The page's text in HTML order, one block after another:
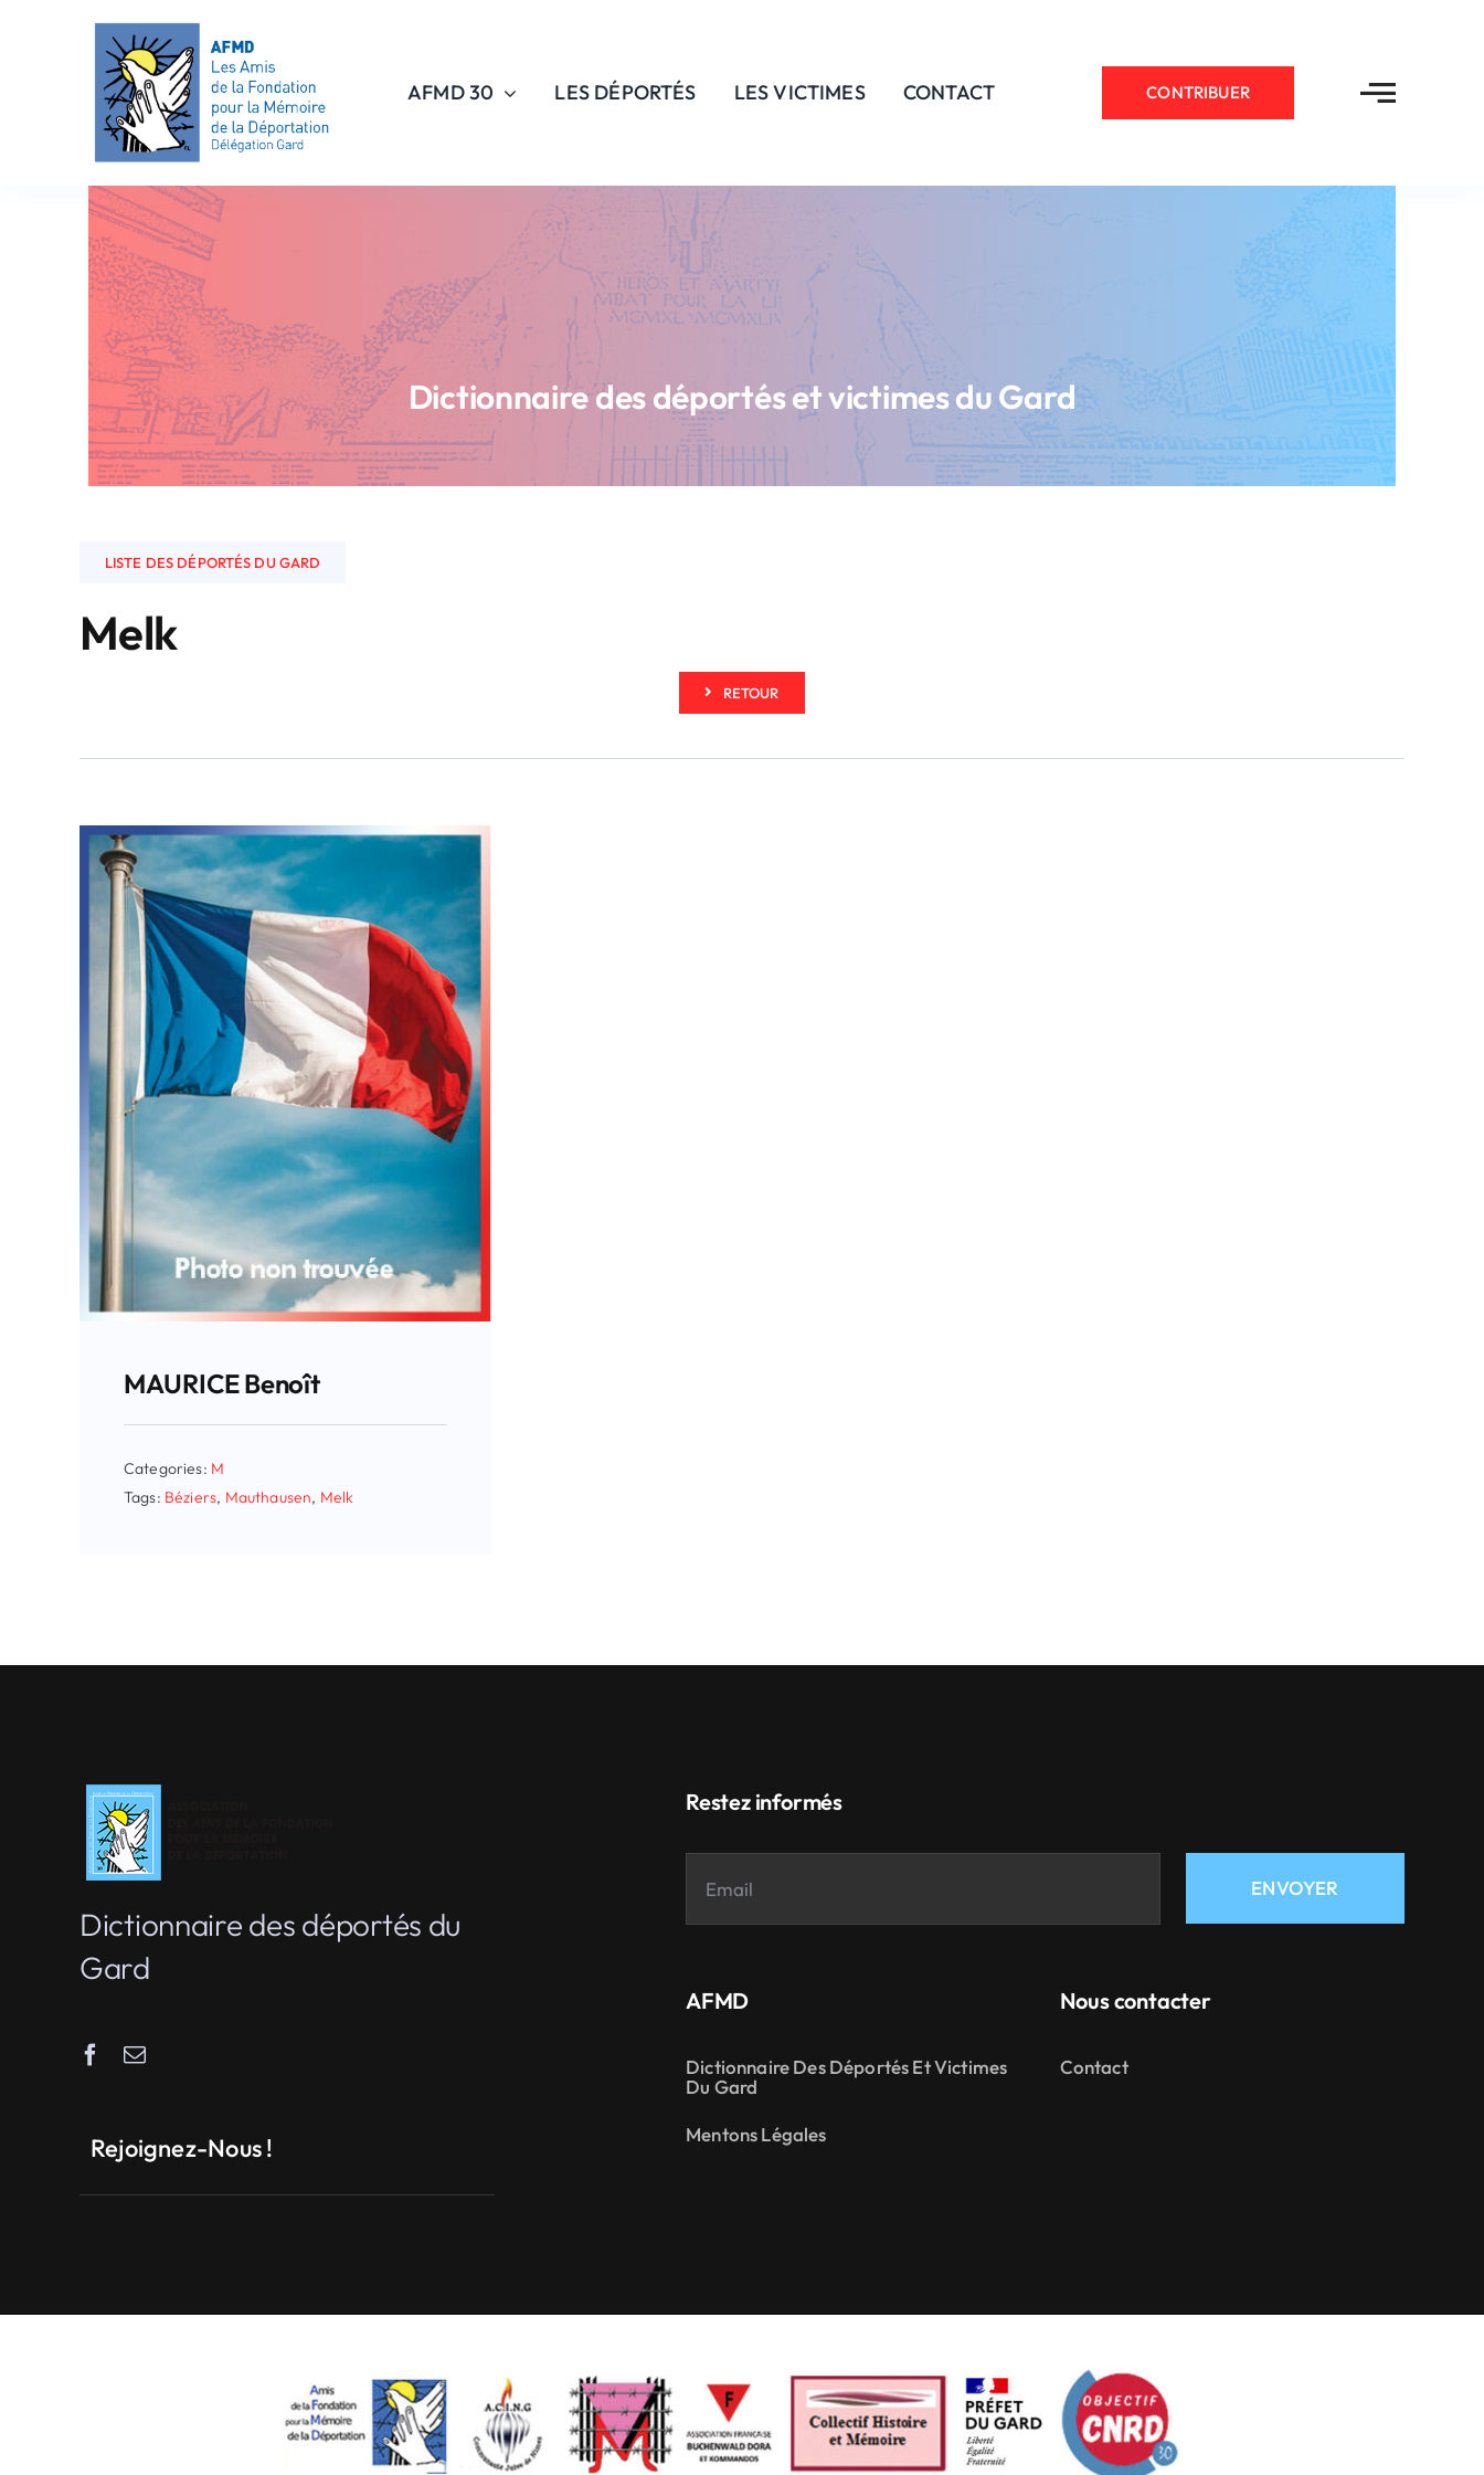
AFMD 30 LES DÉPORTÉS LES VICTIMES CONTACT CONTRIBUER
Dictionnaire des déportés et victimes du Gard
LISTE DES DÉPORTÉS DU GARD
Melk
RETOUR
MAURICE Benoît
Categories: M
Tags: Béziers, Mauthausen, Melk
Dictionnaire des déportés du
Gard
Rejoignez-Nous !
Restez informés
ENVOYER
AFMD
Dictionnaire Des Déportés Et Victimes
Du Gard
Mentons Légales
Nous contacter
Contact